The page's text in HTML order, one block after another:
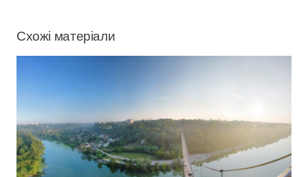
Схожі матеріали